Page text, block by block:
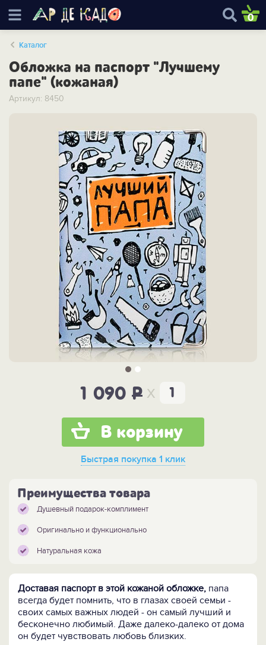
0
Каталог
Обложка на паспорт "Лучшему
папе" (кожаная)
Артикул: 8450
1 090 P x
В корзину
Быстрая покупка 1 клик
Преимущества товара
Душевный подарок-комплимент
Оригинально и функционально
Натуральная кожа
Доставая паспорт в этой кожаной обложке, папа
всегда будет помнить, что в глазах своей семьи -
своих самых важных людей - он самый лучший и
бесконечно любимый. Даже далеко-далеко от дома
он будет чувствовать любовь близких.